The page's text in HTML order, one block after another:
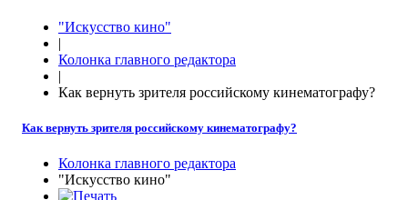
"Искусство кино"
|
Колонка главного редактора
|
Как вернуть зрителя российскому кинематографу?
Как вернуть зрителя российскому кинематографу?
Колонка главного редактора
"Искусство кино"